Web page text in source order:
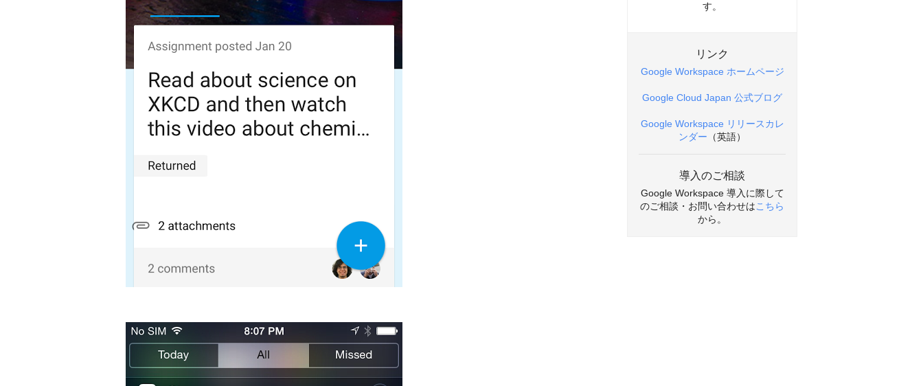
す。
リンク
Google Workspace ホームページ
Google Cloud Japan 公式ブログ
Google Workspace リリースカレ
ンダー （英語）
導入のご相談
Google Workspace 導入に際して
のご相談・お問い合わせはこちら
から。